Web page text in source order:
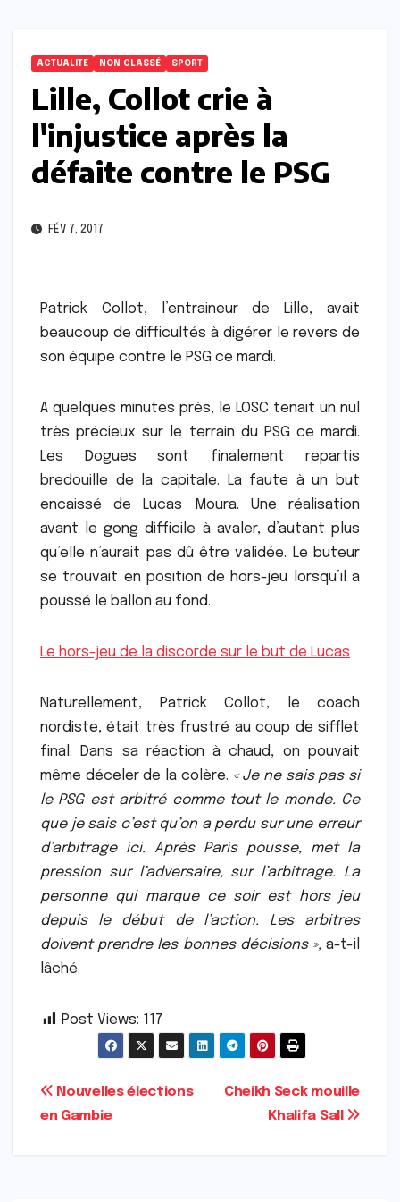
ACTUALITE NON CLASSÉ SPORT
Lille, Collot crie à
l'injustice après la
défaite contre le PSG
FÉV 7, 2017
Patrick Collot, l’entraineur de Lille, avait
beaucoup de difficultés à digérer le revers de
son équipe contre le PSG ce mardi.
A quelques minutes près, le LOSC tenait un nul
très précieux sur le terrain du PSG ce mardi.
Les Dogues sont finalement repartis
bredouille de la capitale. La faute à un but
encaissé de Lucas Moura. Une réalisation
avant le gong difficile à avaler, d’autant plus
qu’elle n’aurait pas dû être validée. Le buteur
se trouvait en position de hors-jeu lorsqu’il a
poussé le ballon au fond.
Le hors-jeu de la discorde sur le but de Lucas
Naturellement, Patrick Collot, le coach
nordiste, était très frustré au coup de sifflet
final. Dans sa réaction à chaud, on pouvait
même déceler de la colère. « Je ne sais pas si
le PSG est arbitré comme tout le monde. Ce
que je sais c’est qu’on a perdu sur une erreur
d’arbitrage ici. Après Paris pousse, met la
pression sur l’adversaire, sur l’arbitrage. La
personne qui marque ce soir est hors jeu
depuis le début de l’action. Les arbitres
doivent prendre les bonnes décisions », a-t-il
lâché.
Post Views: 117
Navigation
Cheikh Seck mouille
Khalifa Sall
Nouvelles élections
en Gambie